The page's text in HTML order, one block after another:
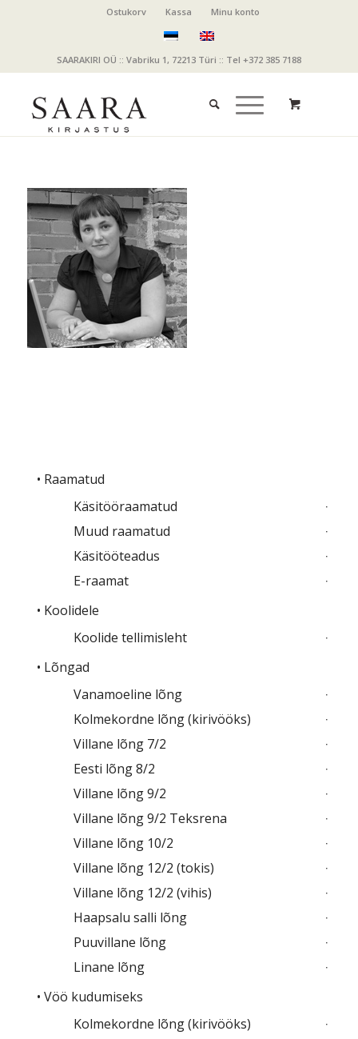
Ostukorv Kassa Minu konto
SAARAKIRI OÜ :: Vabriku 1, 72213 Türi :: Tel +372 385 7188
• Raamatud
Käsitööraamatud
Muud raamatud
Käsitööteadus
E-raamat
• Koolidele
Koolide tellimisleht
• Lõngad
Vanamoeline lõng
Kolmekordne lõng (kirivööks)
Villane lõng 7/2
Eesti lõng 8/2
Villane lõng 9/2
Villane lõng 9/2 Teksrena
Villane lõng 10/2
Villane lõng 12/2 (tokis)
Villane lõng 12/2 (vihis)
Haapsalu salli lõng
Puuvillane lõng
Linane lõng
• Vöö kudumiseks
Kolmekordne lõng (kirivööks)